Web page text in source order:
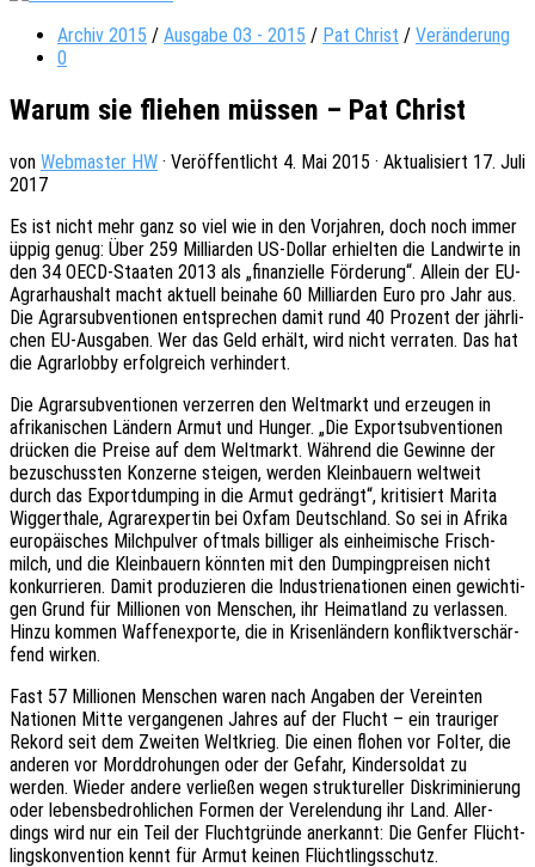
Archiv 2015 / Ausgabe 03 - 2015 / Pat Christ / Veränderung
0
Warum sie fliehen müssen – Pat Christ
von Webmaster HW · Veröffentlicht 4. Mai 2015 · Aktualisiert 17. Juli
2017
Es ist nicht mehr ganz so viel wie in den Vorjah­ren, doch noch immer
üppig genug: Über 259 Milli­ar­den US-Dollar erhiel­ten die Land­wir­te in
den 34 OECD-Staa­ten 2013 als „finan­zi­el­le Förde­rung“. Allein der EU-
Agrar­haus­halt macht aktu­ell beina­he 60 Milli­ar­den Euro pro Jahr aus.
Die Agrar­sub­ven­tio­nen entspre­chen damit rund 40 Prozent der jähr­li­
chen EU-Ausga­ben. Wer das Geld erhält, wird nicht verra­ten. Das hat
die Agrar­lob­by erfolg­reich verhindert.
Die Agrar­sub­ven­tio­nen verzer­ren den Welt­markt und erzeu­gen in
afri­ka­ni­schen Ländern Armut und Hunger. „Die Export­sub­ven­tio­nen
drücken die Preise auf dem Welt­markt. Während die Gewin­ne der
bezu­schuss­ten Konzer­ne stei­gen, werden Klein­bau­ern welt­weit
durch das Export­dum­ping in die Armut gedrängt“, kriti­siert Marita
Wigger­tha­le, Agrar­ex­per­tin bei Oxfam Deutsch­land. So sei in Afrika
euro­päi­sches Milch­pul­ver oftmals billi­ger als einhei­mi­sche Frisch­
milch, und die Klein­bau­ern könn­ten mit den Dumping­prei­sen nicht
konkur­rie­ren. Damit produ­zie­ren die Indus­trie­na­tio­nen einen gewich­ti­
gen Grund für Millio­nen von Menschen, ihr Heimat­land zu verlas­sen.
Hinzu kommen Waffen­ex­por­te, die in Krisen­län­dern konflikt­ver­schär­
fend wirken.
Fast 57 Millio­nen Menschen waren nach Anga­ben der Verein­ten
Natio­nen Mitte vergan­ge­nen Jahres auf der Flucht – ein trau­ri­ger
Rekord seit dem Zwei­ten Welt­krieg. Die einen flohen vor Folter, die
ande­ren vor Mord­dro­hun­gen oder der Gefahr, Kinder­sol­dat zu
werden. Wieder andere verlie­ßen wegen struk­tu­rel­ler Diskri­mi­nie­rung
oder lebens­be­droh­li­chen Formen der Verelen­dung ihr Land. Aller­
dings wird nur ein Teil der Flucht­grün­de aner­kannt: Die Genfer Flücht­
lings­kon­ven­ti­on kennt für Armut keinen Flüchtlingsschutz.